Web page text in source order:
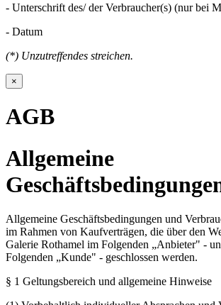
- Unterschrift des/ der Verbraucher(s) (nur bei
- Datum
(*) Unzutreffendes streichen.
×
AGB
Allgemeine
Allgemeine Geschäftsbedingungen und
im Rahmen von Kaufverträgen, die über den
Galerie Rothamel im Folgenden „Anbieter" -
Folgenden „Kunde" - geschlossen werden.
§ 1 Geltungsbereich und allgemeine Hinweise